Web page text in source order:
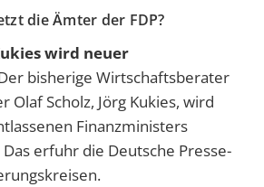
die Ämter der FDP?
wird neuer
bisherige Wirtschaftsberater
Olaf Scholz, Jörg Kukies, wird
Finanzministers
erfuhr die Deutsche Presse-